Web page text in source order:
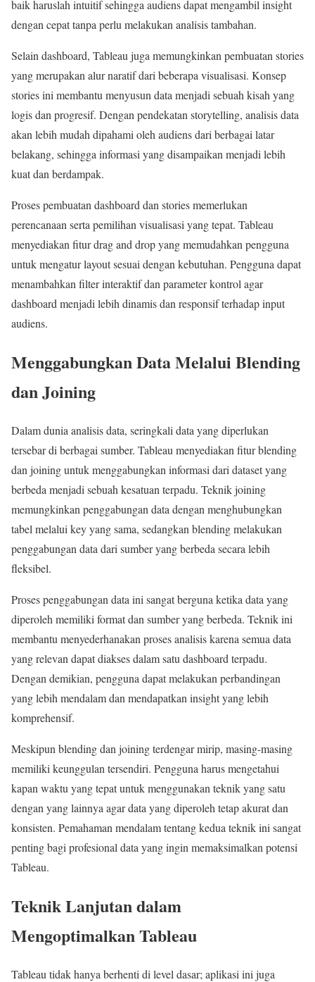
baik haruslah intuitif sehingga audiens dapat mengambil insight
dengan cepat tanpa perlu melakukan analisis tambahan.
Selain dashboard, Tableau juga memungkinkan pembuatan stories
yang merupakan alur naratif dari beberapa visualisasi. Konsep
stories ini membantu menyusun data menjadi sebuah kisah yang
logis dan progresif. Dengan pendekatan storytelling, analisis data
akan lebih mudah dipahami oleh audiens dari berbagai latar
belakang, sehingga informasi yang disampaikan menjadi lebih
kuat dan berdampak.
Proses pembuatan dashboard dan stories memerlukan
perencanaan serta pemilihan visualisasi yang tepat. Tableau
menyediakan fitur drag and drop yang memudahkan pengguna
untuk mengatur layout sesuai dengan kebutuhan. Pengguna dapat
menambahkan filter interaktif dan parameter kontrol agar
dashboard menjadi lebih dinamis dan responsif terhadap input
audiens.
Menggabungkan Data Melalui Blending
dan Joining
Dalam dunia analisis data, seringkali data yang diperlukan
tersebar di berbagai sumber. Tableau menyediakan fitur blending
dan joining untuk menggabungkan informasi dari dataset yang
berbeda menjadi sebuah kesatuan terpadu. Teknik joining
memungkinkan penggabungan data dengan menghubungkan
tabel melalui key yang sama, sedangkan blending melakukan
penggabungan data dari sumber yang berbeda secara lebih
fleksibel.
Proses penggabungan data ini sangat berguna ketika data yang
diperoleh memiliki format dan sumber yang berbeda. Teknik ini
membantu menyederhanakan proses analisis karena semua data
yang relevan dapat diakses dalam satu dashboard terpadu.
Dengan demikian, pengguna dapat melakukan perbandingan
yang lebih mendalam dan mendapatkan insight yang lebih
komprehensif.
Meskipun blending dan joining terdengar mirip, masing-masing
memiliki keunggulan tersendiri. Pengguna harus mengetahui
kapan waktu yang tepat untuk menggunakan teknik yang satu
dengan yang lainnya agar data yang diperoleh tetap akurat dan
konsisten. Pemahaman mendalam tentang kedua teknik ini sangat
penting bagi profesional data yang ingin memaksimalkan potensi
Tableau.
Teknik Lanjutan dalam
Mengoptimalkan Tableau
Tableau tidak hanya berhenti di level dasar; aplikasi ini juga